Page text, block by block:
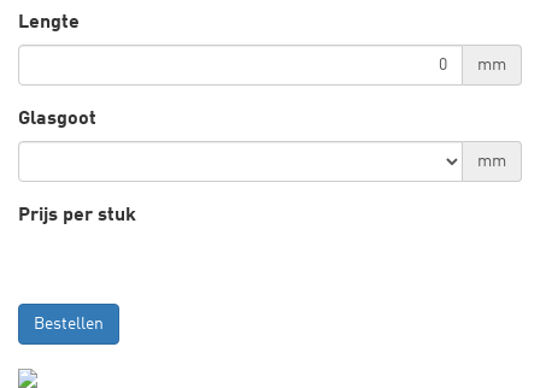
Lengte
mm
Glasgoot
mm
Prijs per stuk
Bestellen